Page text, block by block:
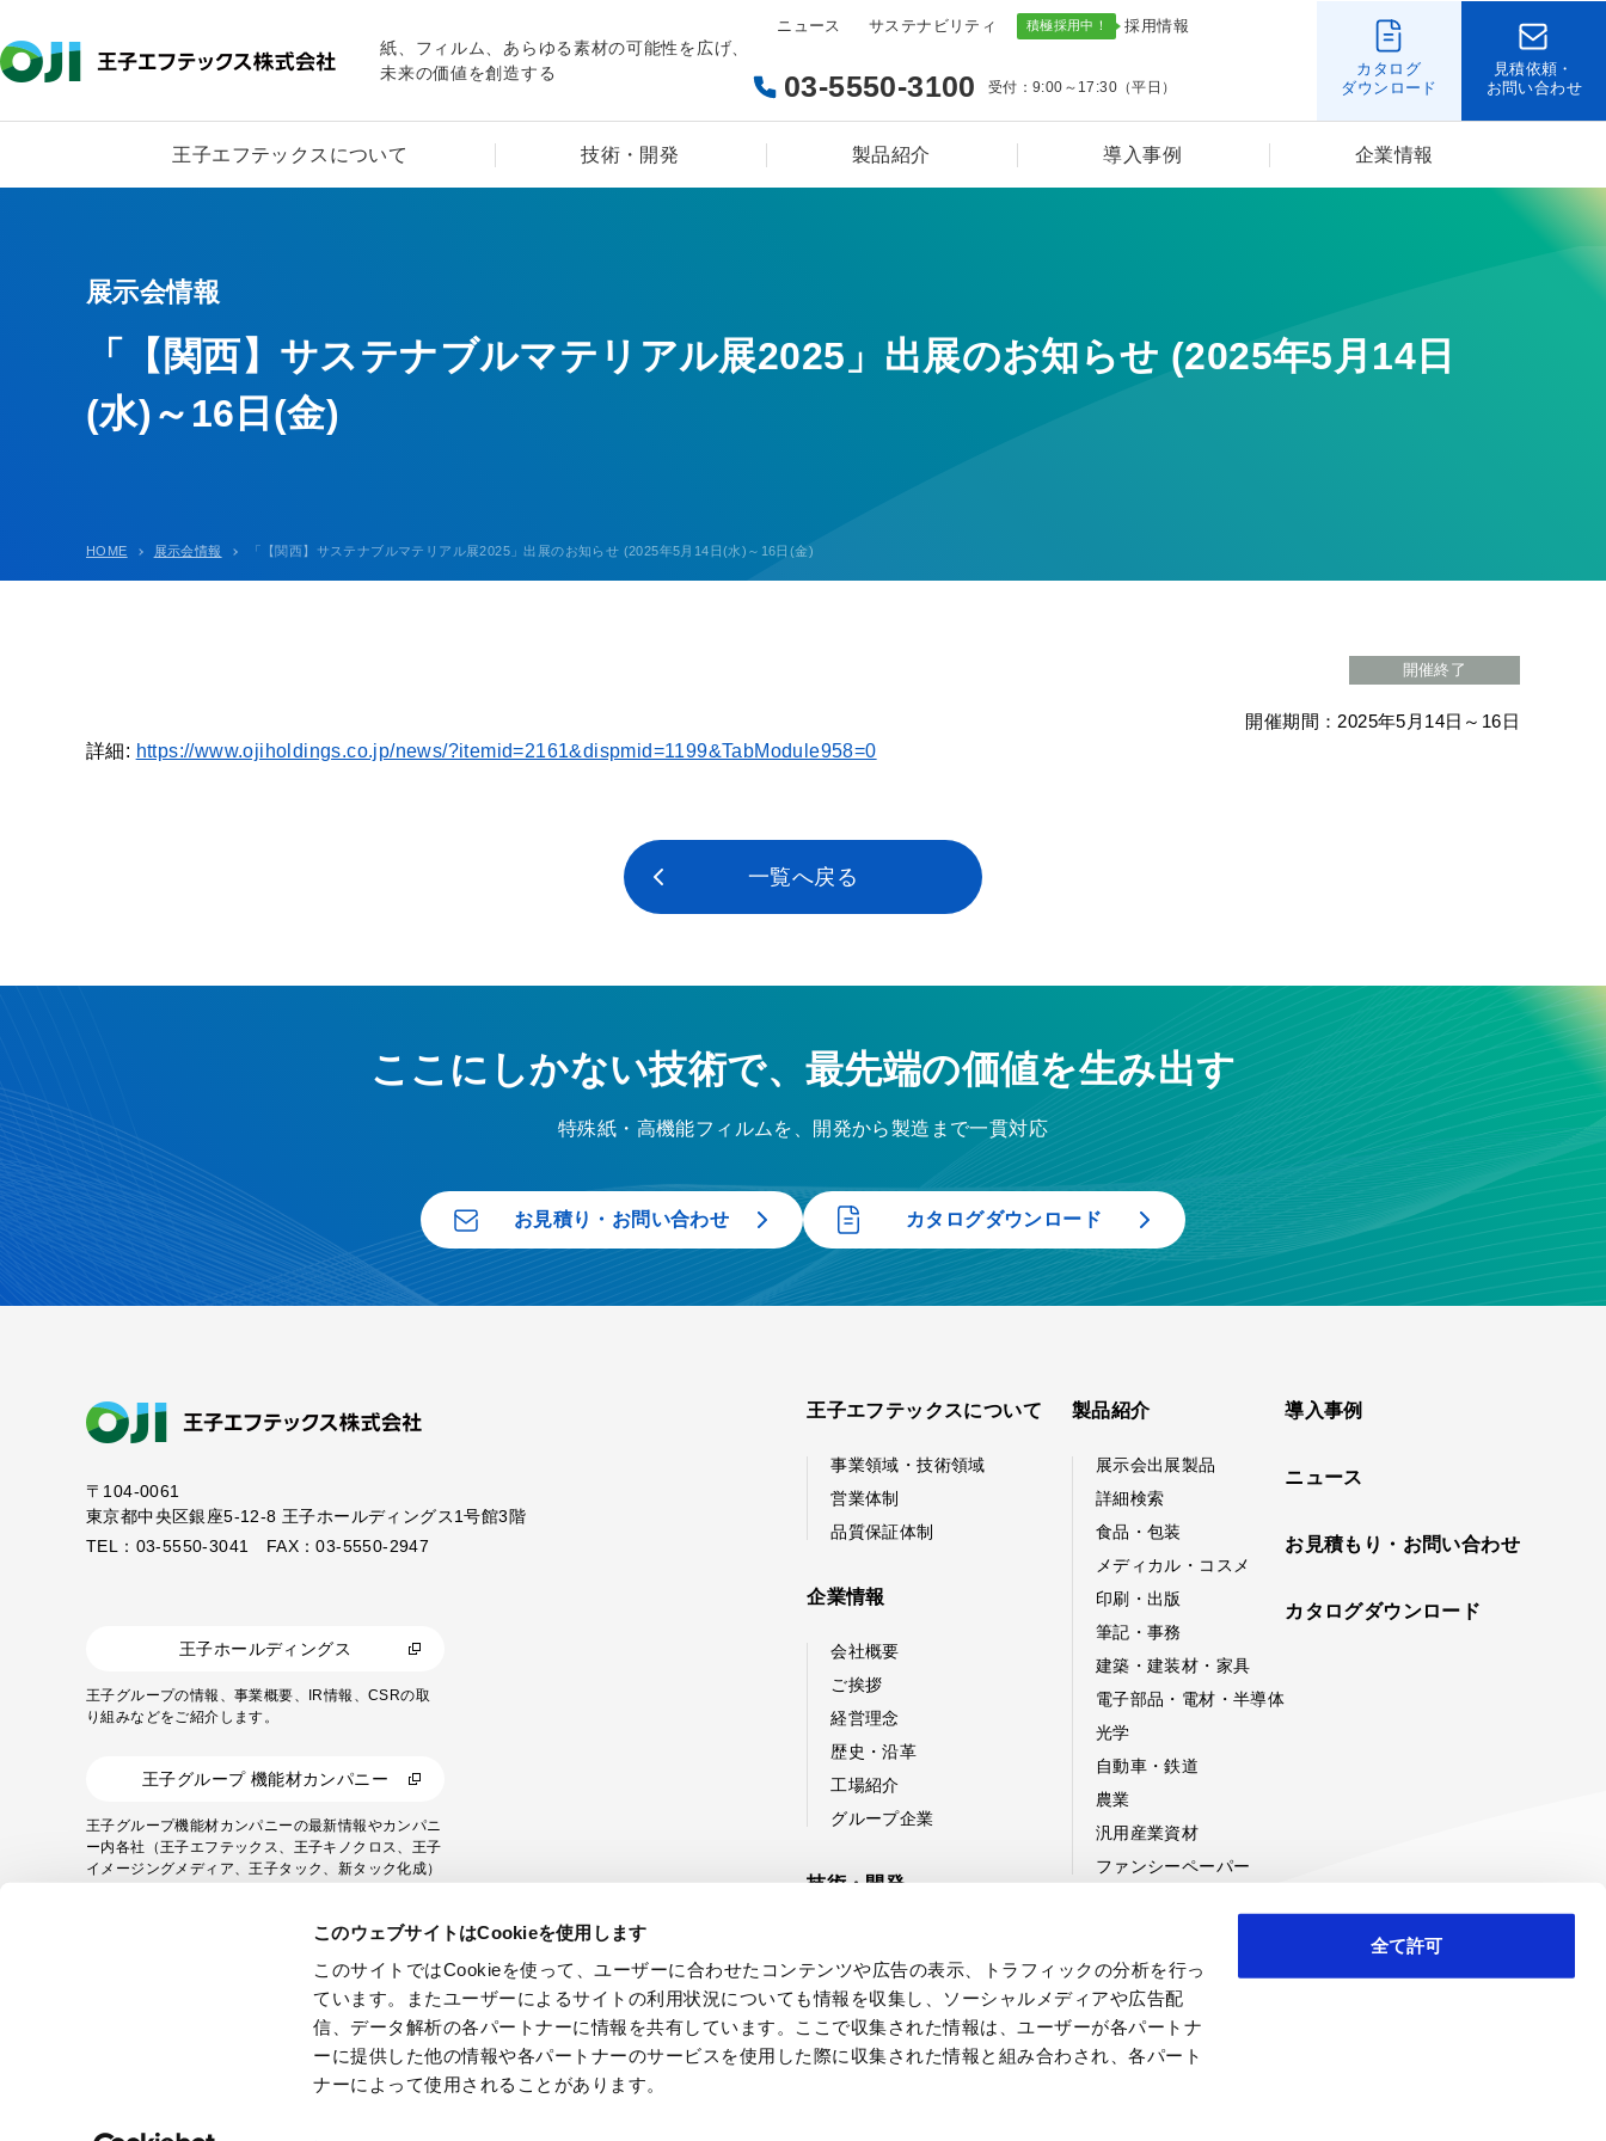
このウェブサイトはCookieを使用します
このサイトではCookieを使って、ユーザーに合わせたコンテンツや広告の表示、トラフィックの分析を行っ
ています。またユーザーによるサイトの利用状況についても情報を収集し、ソーシャルメディアや広告配
信、データ解析の各パートナーに情報を共有しています。ここで収集された情報は、ユーザーが各パートナ
ーに提供した他の情報や各パートナーのサービスを使用した際に収集された情報と組み合わされ、各パート
ナーによって使用されることがあります。
全て許可
紙、フィルム、あらゆる素材の可能性を広げ、
未来の価値を創造する
ニュース サステナビリティ 採用情報
03-5550-3100 受付：9:00～17:30（平日）
カタログ
ダウンロード
見積依頼・
お問い合わせ
王子エフテックスについて 技術・開発 製品紹介 導入事例 企業情報
展示会情報
「【関西】サステナブルマテリアル展2025」出展のお知らせ (2025年5月14日
(水)～16日(金)
HOME 展示会情報 「【関西】サステナブルマテリアル展2025」出展のお知らせ (2025年5月14日(水)～16日(金)
開催終了
開催期間：2025年5月14日～16日
詳細: https://www.ojiholdings.co.jp/news/?itemid=2161&dispmid=1199&TabModule958=0
一覧へ戻る
ここにしかない技術で、最先端の価値を生み出す
特殊紙・高機能フィルムを、開発から製造まで一貫対応
お見積り・お問い合わせ カタログダウンロード
〒104-0061
東京都中央区銀座5-12-8 王子ホールディングス1号館3階
TEL：03-5550-3041 FAX：03-5550-2947
王子ホールディングス
王子グループの情報、事業概要、IR情報、CSRの取
り組みなどをご紹介します。
王子グループ 機能材カンパニー
王子グループ機能材カンパニーの最新情報やカンパニ
ー内各社（王子エフテックス、王子キノクロス、王子
イメージングメディア、王子タック、新タック化成）
王子エフテックスについて
事業領域・技術領域
営業体制
品質保証体制
企業情報
会社概要
ご挨拶
経営理念
歴史・沿革
工場紹介
グループ企業
技術・開発
新製品・技術開発への取り組み
開発事例
製品紹介
展示会出展製品
詳細検索
食品・包装
メディカル・コスメ
印刷・出版
筆記・事務
建築・建装材・家具
電子部品・電材・半導体
光学
自動車・鉄道
農業
汎用産業資材
ファンシーペーパー
導入事例
ニュース
お見積もり・お問い合わせ
カタログダウンロード